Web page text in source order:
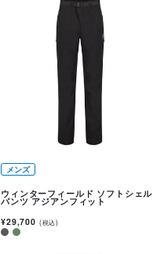
メンズ
ウィンターフィールド ソフトシェル
パンツ アジアンフィット
¥29,700 (税込)